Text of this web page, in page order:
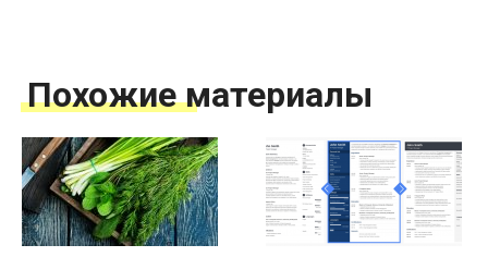
Похожие материалы